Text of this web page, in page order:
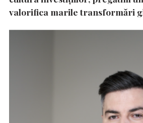
valorifica marile transformări